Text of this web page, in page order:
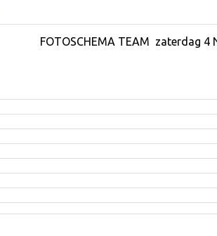
FOTOSCHEMA TEAM zaterdag 4